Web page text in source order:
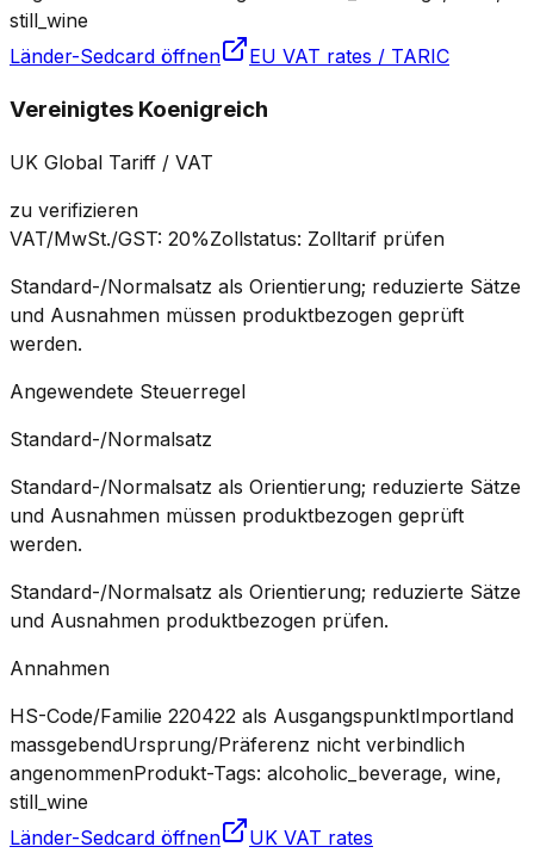
still_wine
Länder-Sedcard öffnen
EU VAT rates / TARIC
Vereinigtes Koenigreich
UK Global Tariff / VAT
zu verifizieren
VAT/MwSt./GST: 20%Zollstatus: Zolltarif prüfen
Standard-/Normalsatz als Orientierung; reduzierte Sätze
und Ausnahmen müssen produktbezogen geprüft
werden.
Angewendete Steuerregel
Standard-/Normalsatz
Standard-/Normalsatz als Orientierung; reduzierte Sätze
und Ausnahmen müssen produktbezogen geprüft
werden.
Standard-/Normalsatz als Orientierung; reduzierte Sätze
und Ausnahmen produktbezogen prüfen.
Annahmen
HS-Code/Familie 220422 als AusgangspunktImportland
massgebendUrsprung/Präferenz nicht verbindlich
angenommenProdukt-Tags: alcoholic_beverage, wine,
still_wine
Länder-Sedcard öffnen
UK VAT rates